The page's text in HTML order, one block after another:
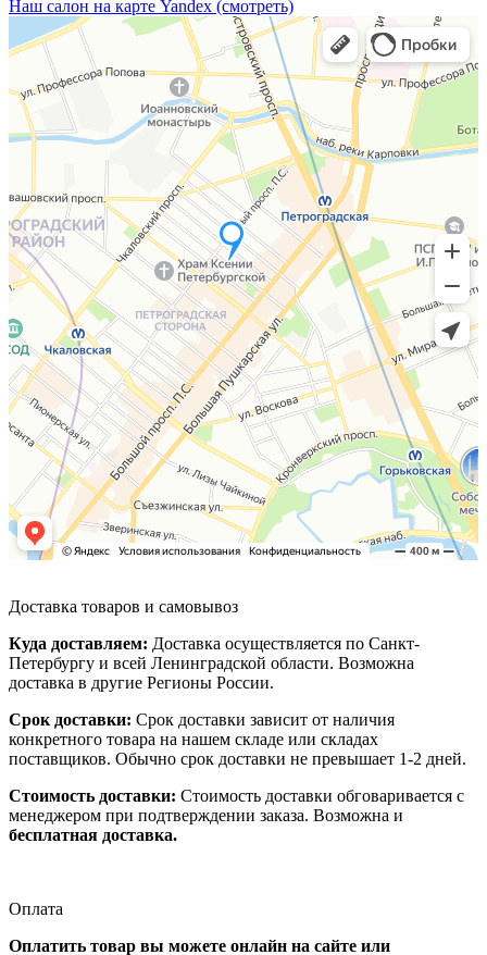
Наш салон на карте Yandex (смотреть)
Доставка товаров и самовывоз
Куда доставляем: Доставка осуществляется по Санкт-
Петербургу и всей Ленинградской области. Возможна
доставка в другие Регионы России.
Срок доставки: Срок доставки зависит от наличия
конкретного товара на нашем складе или складах
поставщиков. Обычно срок доставки не превышает 1-2 дней.
Стоимость доставки: Стоимость доставки обговаривается с
менеджером при подтверждении заказа. Возможна и
бесплатная доставка.
Оплата
Оплатить товар вы можете онлайн на сайте или